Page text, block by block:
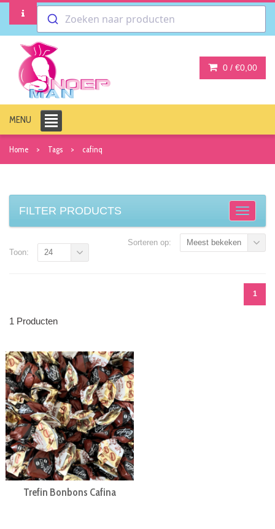
Zoeken naar producten
0 / €0,00
MENU
Home Tags cafinq
FILTER PRODUCTS
Sorteren op: Meest bekeken
1
Toon: 24
1 Producten
Trefin Bonbons Cafina